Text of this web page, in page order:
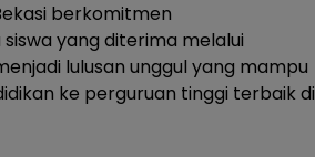
berkomitmen
yang diterima melalui
lulusan unggul yang mampu
ke perguruan tinggi terbaik di